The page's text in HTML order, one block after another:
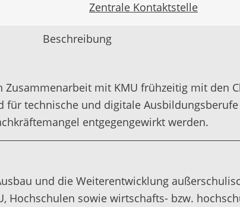
Zentrale Kontaktstelle
Beschreibung
Zusammenarbeit mit KMU frühzeitig mit den
für technische und digitale
entgegengewirkt werden.
und die Weiterentwicklung
Hochschulen sowie wirtschafts- bzw.